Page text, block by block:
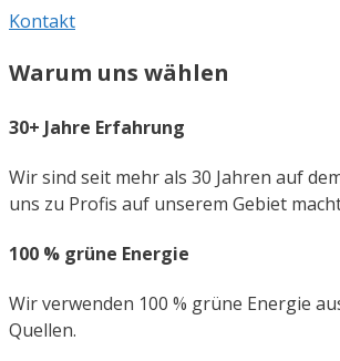
Kontakt
Warum uns wählen
30+ Jahre Erfahrung
Wir sind seit mehr als 30 Jahren auf
uns zu Profis auf unserem Gebiet
100 % grüne Energie
Wir verwenden 100 % grüne Energie
Quellen.